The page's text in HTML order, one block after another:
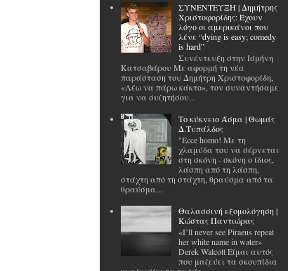
ΣΥΝΕΝΤΕΥΞΗ | Δημήτρης
Χριστοφορίδης: Έχουν
λόγο οι αμερικάνοι που
λένε “dying is easy; comedy
is hard”
Συνέντευξη στην Ισμήνη
Κατσαβάρου Με αφορμή τη νέα
παράσταση του Δημήτρη Χριστοφορίδη,
«Λέω να πάρω κάκτο», τον συναντήσαμε
για να συζητήσου...
Το κύκνειο Άσμα | Θωμάς
Δ.Τυπάλδος
"Ecce homo! Με τη
χλαμύδα του να σέρνεται
στη σκόνη - σκόνη ο ίδιος,
λάσπη από τη λάσπη,
στάχτη από τη στάχτη, θραύσμα από τα
θραύσμα...
Θαλασσινή εξομολόγηση |
Κώστας Παντιώρας
«I’ll never see Piraeus repeat
her white name in water»
Derek Walcott Είμαι αυτός
που μαζεύει τα σκουπίδια